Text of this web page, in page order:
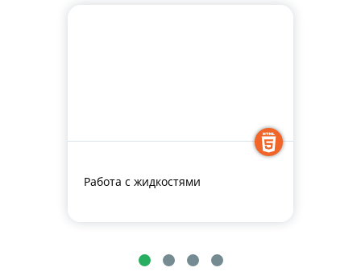
Работа с жидкостями